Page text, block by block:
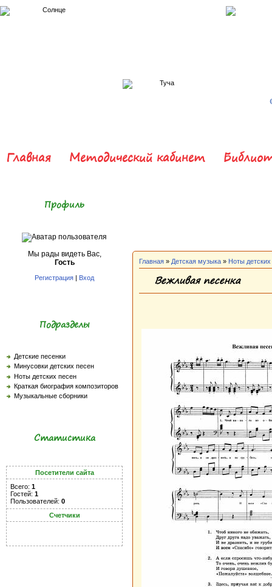
Главная Методический кабинет
Профиль
Мы рады видеть Вас,
Гость
Регистрация | Вход
Подразделы
Детские песенки
Минусовки детских песен
Ноты детских песен
Краткая биография композиторов
Музыкальные сборники
Статистика
Посетители сайта
Всего: 1
Гостей: 1
Пользователей: 0
Счетчики
Главная » Детская музыка » Ноты
Вежливая песенка